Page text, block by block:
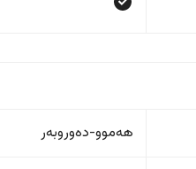
هەموو-دەوروبەر